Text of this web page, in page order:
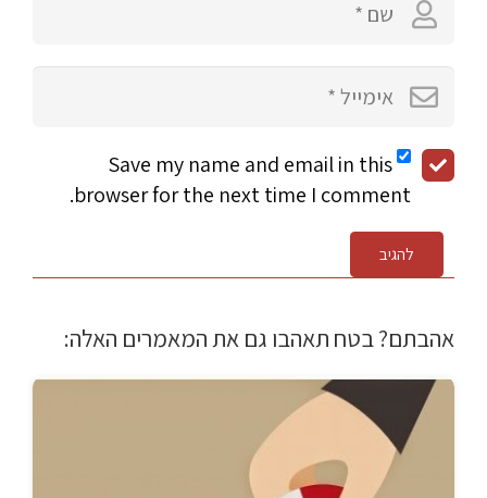
Save my name and email in this
browser for the next time I comment.
להגיב
אהבתם? בטח תאהבו גם את המאמרים האלה: